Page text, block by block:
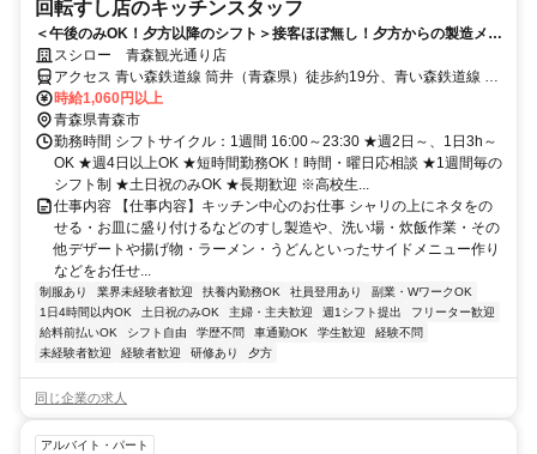
回転すし店のキッチンスタッフ
＜午後のみOK！夕方以降のシフト＞接客ほぼ無し！夕方からの製造メイ
ンでコツコツ働ける
スシロー 青森観光通り店
アクセス 青い森鉄道線 筒井（青森県）徒歩約19分、青い森鉄道線 東
青森徒歩約36分、連絡バス 青森徒歩約41分
時給1,060円以上
青森県青森市
勤務時間 シフトサイクル：1週間 16:00～23:30 ★週2日～、1日3h～
OK ★週4日以上OK ★短時間勤務OK！時間・曜日応相談 ★1週間毎の
シフト制 ★土日祝のみOK ★長期歓迎 ※高校生...
仕事内容 【仕事内容】キッチン中心のお仕事 シャリの上にネタをの
せる・お皿に盛り付けるなどのすし製造や、洗い場・炊飯作業・その
他デザートや揚げ物・ラーメン・うどんといったサイドメニュー作り
などをお任せ...
制服あり 業界未経験者歓迎 扶養内勤務OK 社員登用あり
副業・WワークOK
1日4時間以内OK
土日祝のみOK 主婦・主夫歓迎 週1シフト提出
フリーター歓迎
給料前払いOK
シフト自由 学歴不問 車通勤OK 学生歓迎
経験不問
未経験者歓迎
経験者歓迎 研修あり 夕方
同じ企業の求人
アルバイト・パート